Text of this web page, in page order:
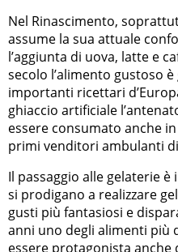
Nel Rinascimento,
assume la sua attuale
l’aggiunta di uova, latte e
secolo l’alimento gustoso
importanti ricettari
ghiaccio artificiale
essere consumato anche
primi venditori ambulanti
Il passaggio alle gelaterie
si prodigano a realizzare
gusti più fantasiosi e
anni uno degli alimenti più
essere protagonista anche